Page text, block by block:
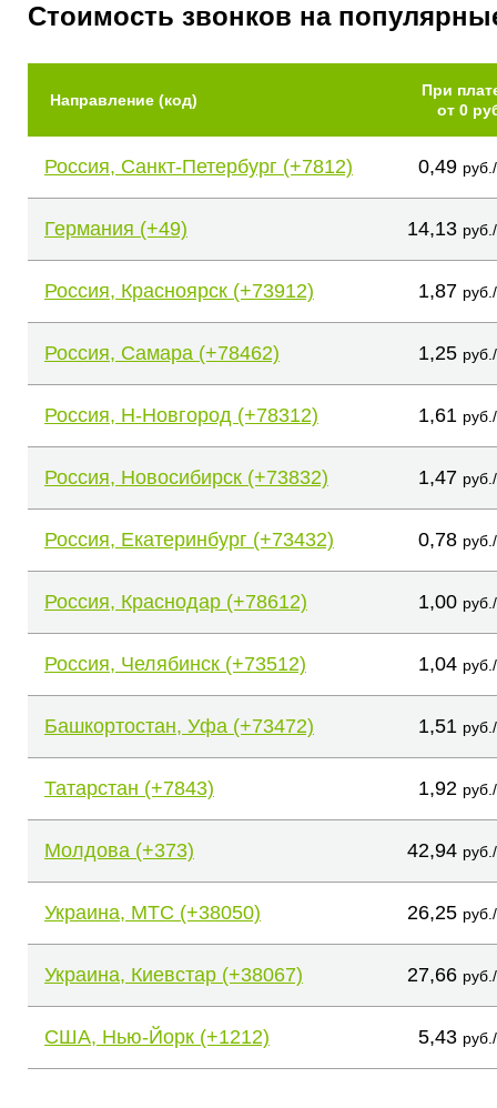
Стоимость звонков на
Направление (код)
При
от 0
Россия, Санкт-Петербург (+7812) 0,49
Германия (+49) 14,13
Россия, Красноярск (+73912) 1,87
Россия, Самара (+78462) 1,25
Россия, Н-Новгород (+78312) 1,61
Россия, Новосибирск (+73832) 1,47
Россия, Екатеринбург (+73432) 0,78
Россия, Краснодар (+78612) 1,00
Россия, Челябинск (+73512) 1,04
Башкортостан, Уфа (+73472) 1,51
Татарстан (+7843) 1,92
Молдова (+373) 42,94
Украина, МТС (+38050) 26,25
Украина, Киевстар (+38067) 27,66
США, Нью-Йорк (+1212) 5,43